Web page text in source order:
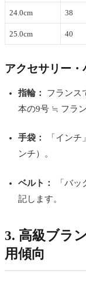
24.0cm 38
25.0cm 40
アクセサリー・
指輪：
フランス
本の9号 ≒ フラン
手袋：
「インチ
ンチ）。
ベルト：
「バッ
記します。
3. 高級ブラ
用傾向